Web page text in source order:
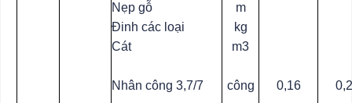
Nẹp gỗ
Đinh các loại
Cát
Nhân công 3,7/7
m
kg
m3
công 0,16